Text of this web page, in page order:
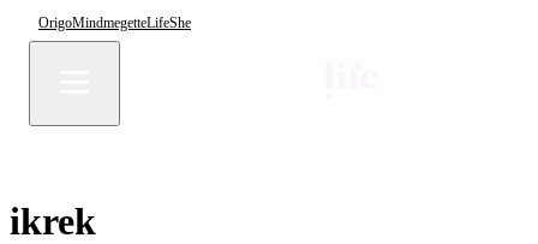
OrigoMindmegetteLifeShe
ikrek